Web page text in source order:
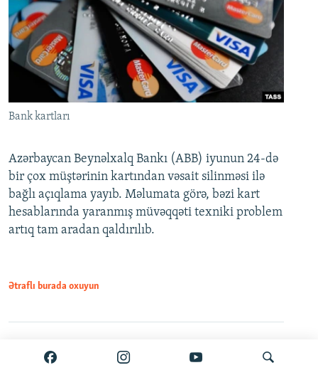
Bank kartları
Azərbaycan Beynəlxalq Bankı (ABB) iyunun 24-də
bir çox müştərinin kartından vəsait silinməsi ilə
bağlı açıqlama yayıb. Məlumata görə, bəzi kart
hesablarında yaranmış müvəqqəti texniki problem
artıq tam aradan qaldırılıb.
Ətraflı burada oxuyun
Paylaş PDF VPN-siz açmaq